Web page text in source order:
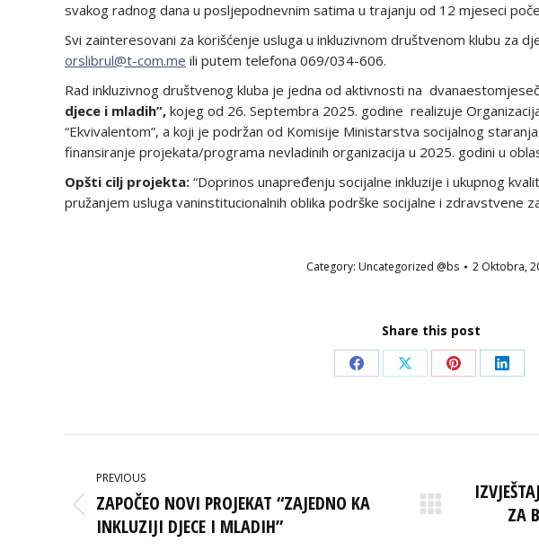
svakog radnog dana u posljepodnevnim satima u trajanju od 12 mjeseci
Svi zainteresovani za korišćenje usluga u inkluzivnom društvenom klubu za
orslibrul@t-com.me ili putem telefona 069/034-606.
Rad inkluzivnog društvenog kluba je jedna od aktivnosti na
djece i mladih”, kojeg od 26. Septembra 2025. godine realizuje
“Ekvivalentom”, a koji je podržan od Komisije Ministarstva socijalnog
finansiranje projekata/programa nevladinih organizacija u 2025. godini u
Opšti cilj projekta: “Doprinos unapređenju socijalne inkluzije i ukupnog
pružanjem usluga vaninstitucionalnih oblika podrške socijalne i zdravstvene
Category: Uncategorized @bs 2 Oktobra,
Share this post
Share
Facebook
Share
X
Share
Pinterest
Share
NAVIGATION
PREVIOUS
Previous
post:
ZAPOČEO NOVI PROJEKAT “ZAJEDNO KA
INKLUZIJI DJECE I MLADIH”
ZA